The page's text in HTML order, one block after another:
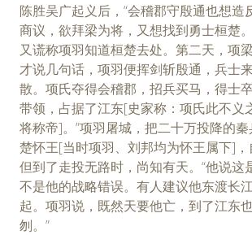
陈胜吴广起义后，“会稽郡守殷通也想造
商议，欲拜梁为将，又想找到勇士桓楚
又谎称项羽知道桓楚去处。第二天，项
才说几句话，项羽便挥剑斩殷通，兵士
散。项氏夺得会稽郡，招兵买马，得士
带领，占据了江东[史家称：项氏此不义
将称帝]。”项羽屠城，把二十万投降的
楚怀王[当时项羽、刘邦均为怀王属下]，
但到了走投无路时，尚知有天。“他说这
不是他的战略错误。有人建议他东渡长
起。项羽说，既然天要他亡，到了江东
刎。”